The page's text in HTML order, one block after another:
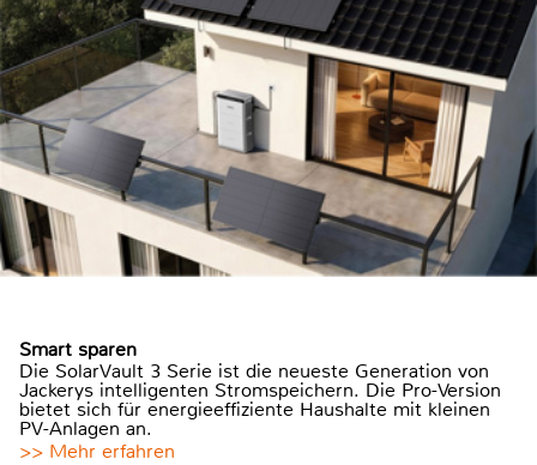
Smart sparen
Die SolarVault 3 Serie ist die neueste Generation von
Jackerys intelligenten Stromspeichern. Die Pro-Version
bietet sich für energieeffiziente Haushalte mit kleinen
PV-Anlagen an.
>> Mehr erfahren